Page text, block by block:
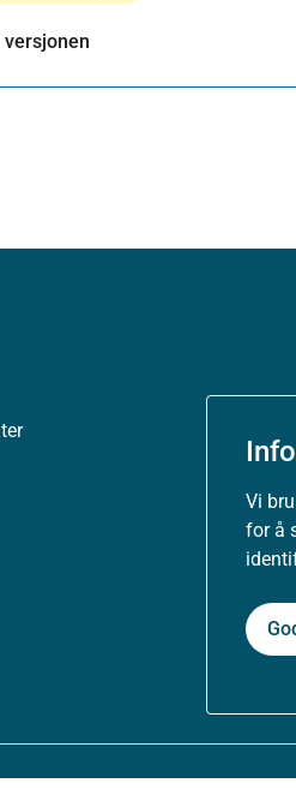
Vi
for å
versjonen